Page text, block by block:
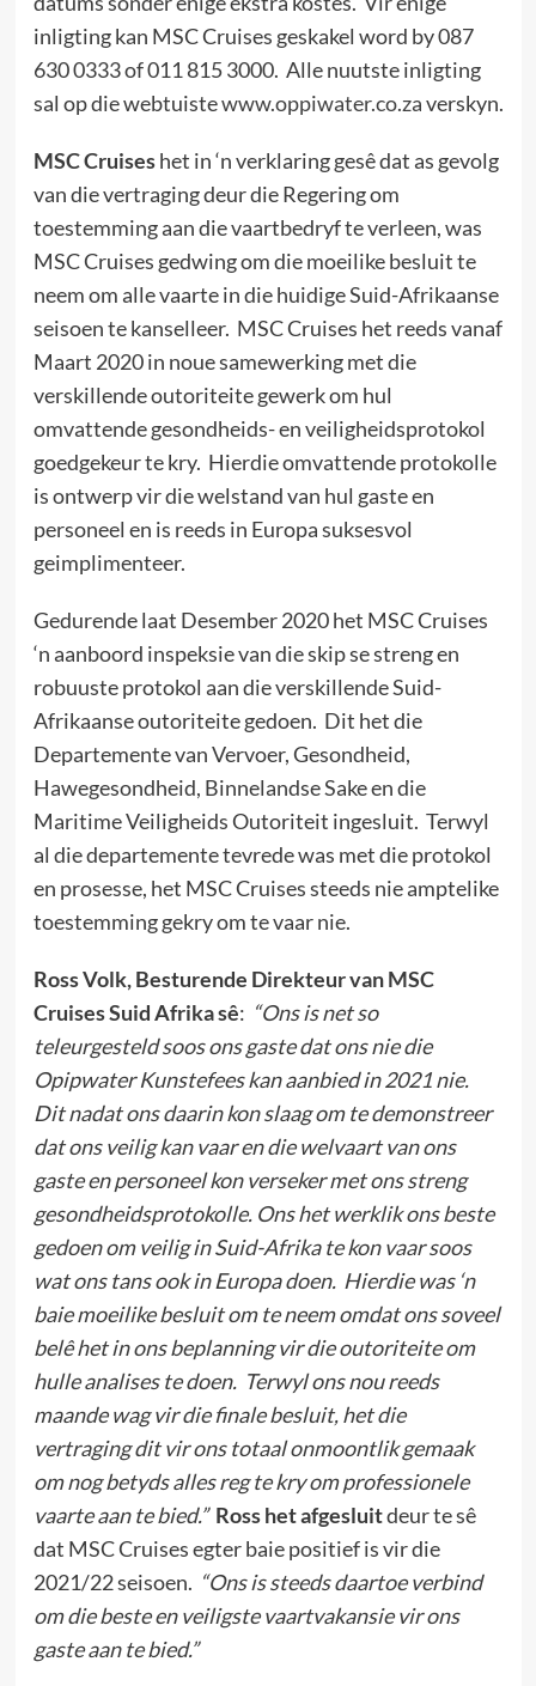
inligting kan MSC Cruises geskakel word by 087
630 0333 of 011 815 3000. Alle nuutste inligting
sal op die webtuistewww.oppiwater.co.zaverskyn.
MSC Cruiseshet in ‘n verklaring gesê dat as gevolg
van die vertraging deur die Regering om
toestemming aan die vaartbedryf te verleen, was
MSC Cruises gedwing om die moeilike besluit te
neem om alle vaarte in die huidige Suid-Afrikaanse
seisoen te kanselleer. MSC Cruises het reeds vanaf
Maart 2020 in noue samewerking met die
verskillende outoriteite gewerk om hul
omvattende gesondheids- en veiligheidsprotokol
goedgekeur te kry. Hierdie omvattende protokolle
is ontwerp vir die welstand van hul gaste en
personeel en is reeds in Europa suksesvol
geimplimenteer.
Gedurende laat Desember 2020 het MSC Cruises
‘n aanboord inspeksie van die skip se streng en
robuuste protokol aan die verskillende Suid-
Afrikaanse outoriteite gedoen. Dit het die
Departemente van Vervoer, Gesondheid,
Hawegesondheid, Binnelandse Sake en die
Maritime Veiligheids Outoriteit ingesluit. Terwyl
al die departemente tevrede was met die protokol
en prosesse, het MSC Cruises steeds nie amptelike
toestemming gekry om te vaar nie.
Ross Volk, Besturende Direkteur van MSC
Cruises Suid Afrika sê: “Ons is net so
teleurgesteld soos ons gaste dat ons nie die
Opipwater Kunstefees kan aanbied in 2021 nie.
Dit nadat ons daarin kon slaag om te demonstreer
dat ons veilig kan vaar en die welvaart van ons
gaste en personeel kon verseker met ons streng
gesondheidsprotokolle. Ons het werklik ons beste
gedoen om veilig in Suid-Afrika te kon vaar soos
wat ons tans ook in Europa doen. Hierdie was ‘n
baie moeilike besluit om te neem omdat ons soveel
belê het in ons beplanning vir die outoriteite om
hulle analises te doen. Terwyl ons nou reeds
maande wag vir die finale besluit, het die
vertraging dit vir ons totaal onmoontlik gemaak
om nog betyds alles reg te kry om professionele
vaarte aan te bied.” Ross het afgesluitdeur te sê
dat MSC Cruises egter baie positief is vir die
2021/22 seisoen. “Ons is steeds daartoe verbind
om die beste en veiligste vaartvakansie vir ons
gaste aan te bied.”